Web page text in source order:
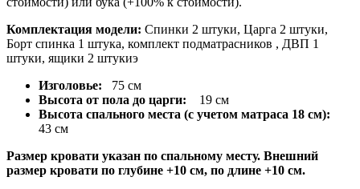
Комплектация модели: Спинки 2 штуки, Царга 2 штуки,
Борт спинка 1 штука, комплект подматрасников , ДВП 1
штуки, ящики 2 штукиэ
Изголовье:
75 см
Высота от пола до царги: 19 см
Высота спального места (с учетом матраса 18 см):
43 см
Размер кровати указан по спальному месту. Внешний
размер кровати по глубине +10 см, по длине +10 см.